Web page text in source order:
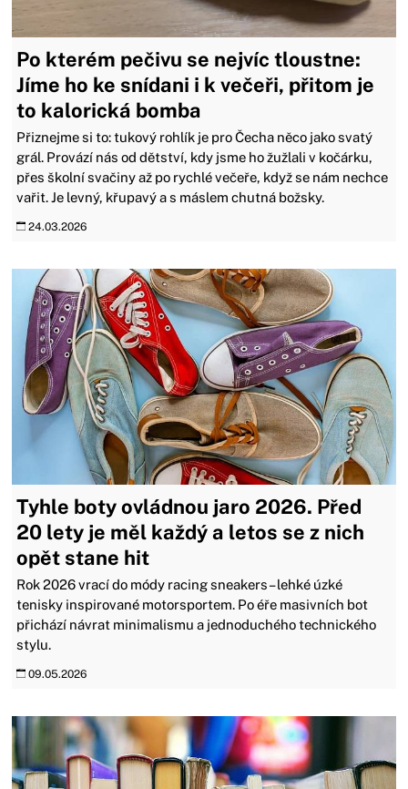
Po kterém pečivu se nejvíc tloustne:
Jíme ho ke snídani i k večeři, přitom je
to kalorická bomba
Přiznejme si to: tukový rohlík je pro Čecha něco jako svatý
grál. Provází nás od dětství, kdy jsme ho žužlali v kočárku,
přes školní svačiny až po rychlé večeře, když se nám nechce
vařit. Je levný, křupavý a s máslem chutná božsky.
24.03.2026
Tyhle boty ovládnou jaro 2026. Před
20 lety je měl každý a letos se z nich
opět stane hit
Rok 2026 vrací do módy racing sneakers – lehké úzké
tenisky inspirované motorsportem. Po éře masivních bot
přichází návrat minimalismu a jednoduchého technického
stylu.
09.05.2026